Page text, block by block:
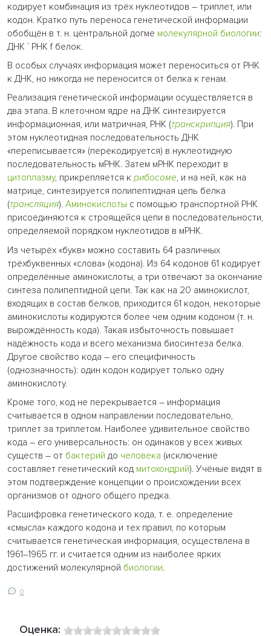
кодирует комбинация из трёх нуклеотидов – триплет, или
кодон. Кратко путь переноса генетической информации
обобщён в т. н. центральной догме молекулярной биологии:
ДНК ` РНК f белок.
В особых случаях информация может переноситься от РНК
к ДНК, но никогда не переносится от белка к генам.
Реализация генетической информации осуществляется в
два этапа. В клеточном ядре на ДНК синтезируется
информационная, или матричная, РНК (транскрипция). При
этом нуклеотидная последовательность ДНК
«переписывается» (перекодируется) в нуклеотидную
последовательность мРНК. Затем мРНК переходит в
цитоплазму, прикрепляется к рибосоме, и на ней, как на
матрице, синтезируется полипептидная цепь белка
(трансляция). Аминокислоты с помощью транспортной РНК
присоединяются к строящейся цепи в последовательности,
определяемой порядком нуклеотидов в мРНК.
Из четырёх «букв» можно составить 64 различных
трёхбуквенных «слова» (кодона). Из 64 кодонов 61 кодирует
определённые аминокислоты, а три отвечают за окончание
синтеза полипептидной цепи. Так как на 20 аминокислот,
входящих в состав белков, приходится 61 кодон, некоторые
аминокислоты кодируются более чем одним кодоном (т. н.
вырождённость кода). Такая избыточность повышает
надёжность кода и всего механизма биосинтеза белка.
Другое свойство кода – его специфичность
(однозначность): один кодон кодирует только одну
аминокислоту.
Кроме того, код не перекрывается – информация
считывается в одном направлении последовательно,
триплет за триплетом. Наиболее удивительное свойство
кода – его универсальность: он одинаков у всех живых
существ – от бактерий до человека (исключение
составляет генетический код митохондрий). Учёные видят в
этом подтверждение концепции о происхождении всех
организмов от одного общего предка.
Расшифровка генетического кода, т. е. определение
«смысла» каждого кодона и тех правил, по которым
считывается генетическая информация, осуществлена в
1961–1965 гг. и считается одним из наиболее ярких
достижений молекулярной биологии.
0
Оценка: